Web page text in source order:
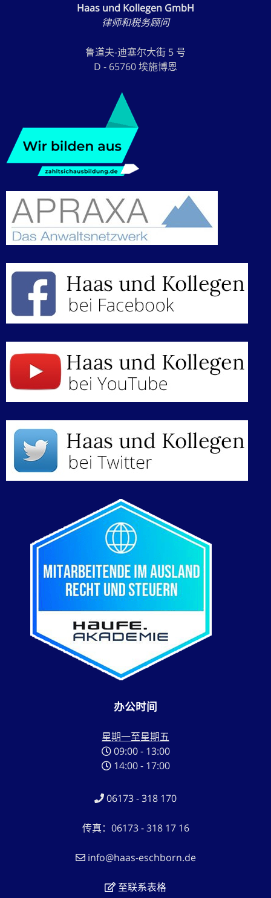
Haas und Kollegen GmbH
律师和税务顾问
鲁道夫-迪塞尔大街 5 号
D - 65760 埃施博恩
办公时间
星期一至星期五
09:00 - 13:00
14:00 - 17:00
06173 - 318 170
传真：06173 - 318 17 16
info@haas-eschborn.de
至联系表格